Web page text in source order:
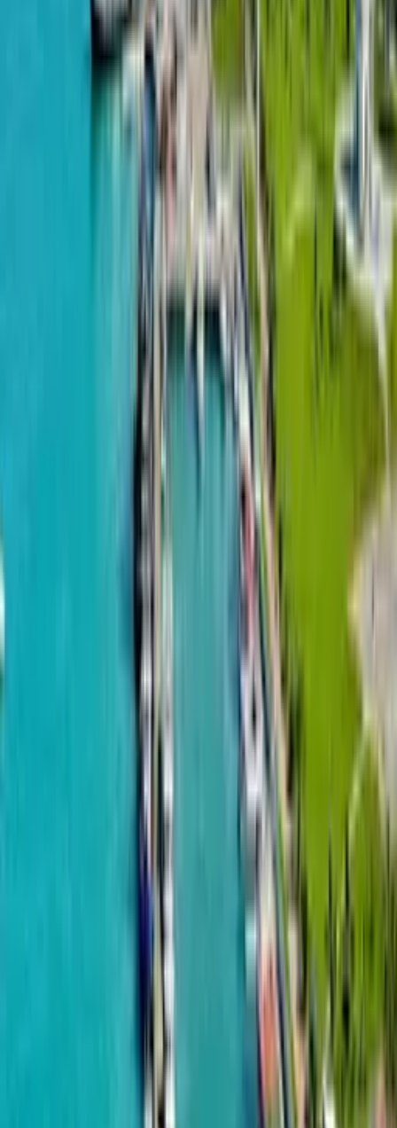
города и набережной. Здесь вы можете купить квартиру
на любой вкус и кошелек: от однокомнатных до
трехкомнатных, от студий до просторных апартаментов.
Если вы хотите купить квартиру Bianca Batumi, вы
можете обратиться к нашим специалистам, которые
помогут вам выбрать и приобрести жилье со всеми
необходимыми документами и сопутствующими
услугами. Мы предлагаем квартиры без посредников,
что обеспечивает выгодные условия покупки. Кроме
того, если вам нужна 1-2 комнатная квартира Bianca
Batumi, мы готовы предложить вам наилучшие
варианты по цене и площади. Наши
квалифицированные агенты по недвижимости всегда
готовы проконсультировать вас и помочь сделать
правильный выбор. Если вы хотите купить квартиру
недорого в Bianca Batumi, то наша компания предлагает
вам ряд акций и специальных предложений, которые
позволят вам сэкономить значительную сумму на
покупке жилья. Также, если вы ищете недвижимость
купить квартиру в Батуми через посредников, мы
предлагаем вам обратить внимание на услуги нашей
компании. Мы работаем на рынке недвижимости
Батуми не первый год и обладаем высоким уровнем
профессионализма. Итак, если вы хотите купить 1,2 или
3 комнатную квартиру Bianca Batumi, не стоит
сомневаться - это отличный выбор для себя и своей
семьи. Обратившись к нам, вы получите надежного
партнера, который окажет всестороннюю поддержку в
решении всех вопросов, связанных с приобретением и
последующим содержанием недвижимости в Bianca
Скопировано!